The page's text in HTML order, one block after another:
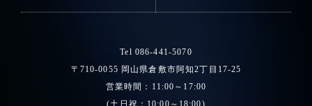
Tel 086-441-5070
〒710-0055 岡山県倉敷市阿知2丁目17-25
営業時間：11:00～17:00
(土日祝：10:00～18:00)